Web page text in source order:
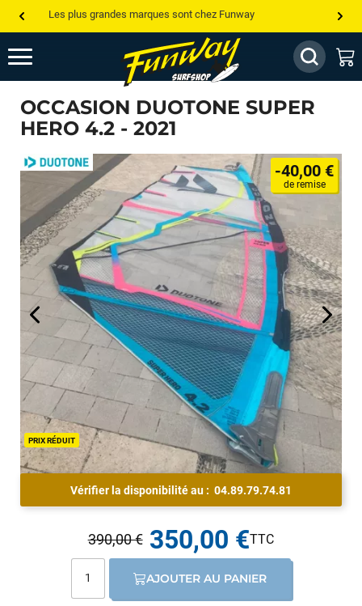
Les plus grandes marques sont chez Funway
Jusqu’à -75% de remise sur le windsurf, wingfoil, etc...
💰 Meilleur prix garanti — Moins cher ailleurs ? On s’aligne !
Besoin de conseils de pro ? Appelle nous !
OCCASION DUOTONE SUPER
HERO 4.2 - 2021
PRIX RÉDUIT
-40,00 €
de remise
Vérifier la disponibilité au : 04.89.79.74.81
390,00 € 350,00 €
AJOUTER AU PANIER